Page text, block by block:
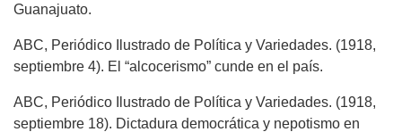
Guanajuato.
ABC, Periódico Ilustrado de Política y Variedades. (1918,
septiembre 4). El “alcocerismo” cunde en el país.
ABC, Periódico Ilustrado de Política y Variedades. (1918,
septiembre 18). Dictadura democrática y nepotismo en